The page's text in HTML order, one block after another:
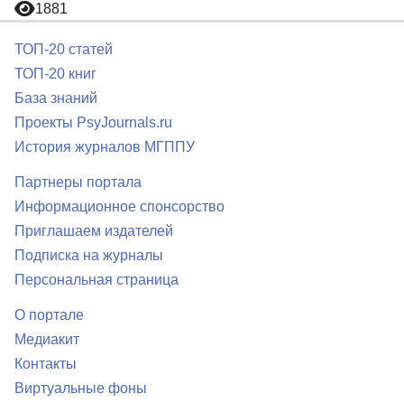
1881
ТОП-20 статей
ТОП-20 книг
База знаний
Проекты PsyJournals.ru
История журналов МГППУ
Партнеры портала
Информационное спонсорство
Приглашаем издателей
Подписка на журналы
Персональная страница
О портале
Медиакит
Контакты
Виртуальные фоны